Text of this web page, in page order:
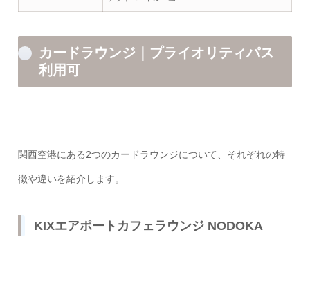
カードラウンジ｜プライオリティパス
利用可
関西空港にある2つのカードラウンジについて、それぞれの特
徴や違いを紹介します。
KIXエアポートカフェラウンジ NODOKA